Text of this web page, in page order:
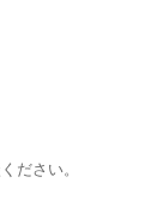
ださい。